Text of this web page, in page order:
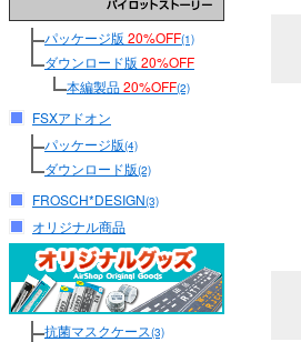
パッケージ版 20%OFF(1)
ダウンロード版 20%OFF
本編製品20%OFF(2)
FSXアドオン
パッケージ版(4)
ダウンロード版(2)
FROSCH*DESIGN(3)
オリジナル商品
抗菌マスクケース(3)